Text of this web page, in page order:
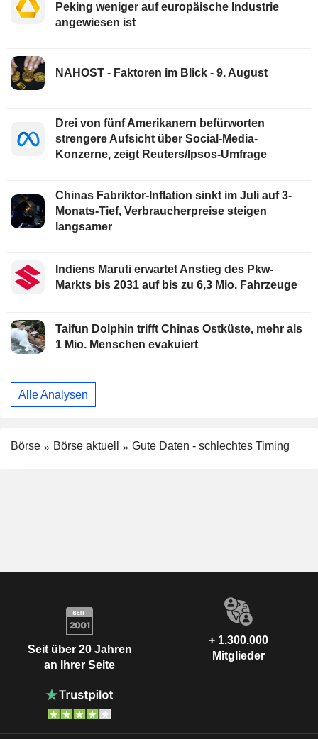
Peking weniger auf europäische Industrie
angewiesen ist
NAHOST - Faktoren im Blick - 9. August
Drei von fünf Amerikanern befürworten
strengere Aufsicht über Social-Media-
Konzerne, zeigt Reuters/Ipsos-Umfrage
Chinas Fabriktor-Inflation sinkt im Juli auf 3-
Monats-Tief, Verbraucherpreise steigen
langsamer
Indiens Maruti erwartet Anstieg des Pkw-
Markts bis 2031 auf bis zu 6,3 Mio. Fahrzeuge
Taifun Dolphin trifft Chinas Ostküste, mehr als
1 Mio. Menschen evakuiert
Alle Analysen
Börse Börse aktuell Gute Daten - schlechtes Timing
Seit über 20 Jahren
an Ihrer Seite
+ 1.300.000
Mitglieder